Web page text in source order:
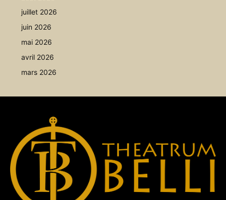
juillet 2026
juin 2026
mai 2026
avril 2026
mars 2026